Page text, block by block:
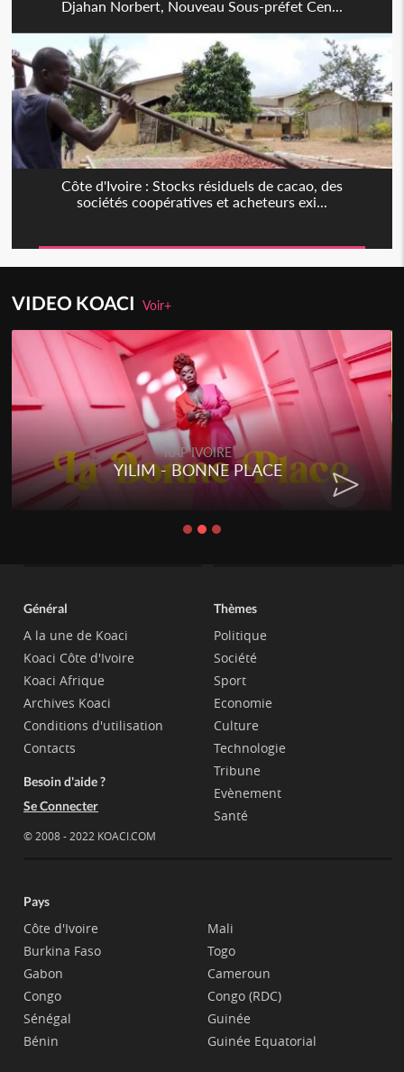
Djahan Norbert, Nouveau Sous-préfet Cen...
Côte d'Ivoire : Stocks résiduels de cacao, des
sociétés coopératives et acheteurs exi...
VIDEO KOACIVoir+
RAP IVOIRE
YILIM - BONNE PLACE
Général
A la une de Koaci
Koaci Côte d'Ivoire
Koaci Afrique
Archives Koaci
Conditions d'utilisation
Contacts
Besoin d'aide ?
Se Connecter
© 2008 - 2022 KOACI.COM
Thèmes
Politique
Société
Sport
Economie
Culture
Technologie
Tribune
Evènement
Santé
Pays
Côte d'Ivoire
Burkina Faso
Gabon
Congo
Sénégal
Bénin
Mali
Togo
Cameroun
Congo (RDC)
Guinée
Guinée Equatorial